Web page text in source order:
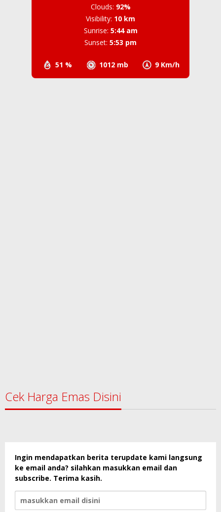
51 % 1012 mb 9 Km/h
Clouds: 92%
Visibility: 10 km
Sunrise: 5:44 am
Sunset: 5:53 pm
Cek Harga Emas Disini
Ingin mendapatkan berita terupdate kami langsung
ke email anda? silahkan masukkan email dan
subscribe. Terima kasih.